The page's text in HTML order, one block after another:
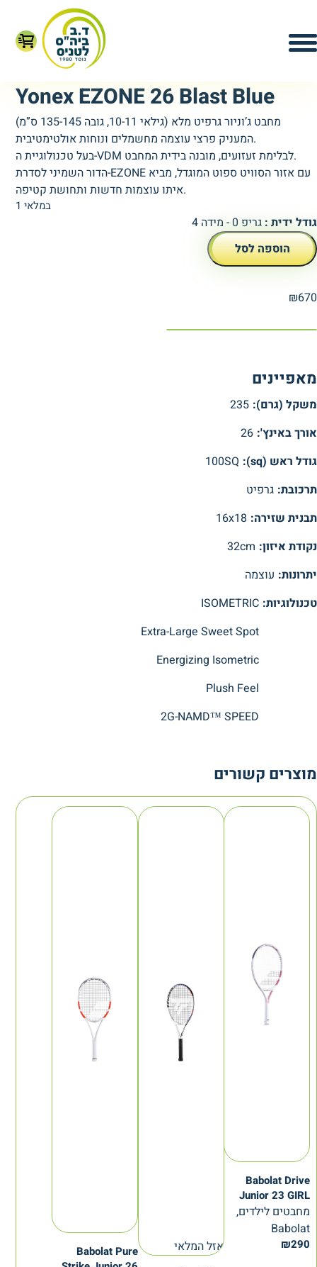
Yonex EZONE 26 Blast Blue
מחבט ג’וניור גרפיט מלא (גילאי 10-11, גובה 135-145 ס”מ)
המעניק פרצי עוצמה מחשמלים ונוחות אולטימטיבית.
בעל טכנולוגיית ה-VDM לבלימת זעזועים, מובנה בידית המחבט.
הדור השמיני לסדרת-EZONE עם אזור הסוויט ספוט המוגדל, מביא
איתו עוצמות חדשות ותחושת קטיפה.
1 במלאי
גודל ידית : גריפ 0 - מידה 4
הוספה לסל
₪670
מאפיינים
משקל (גרם): 235
אורך באינץ': 26
גודל ראש (sq):
100SQ
תרכובת: גרפיט
תבנית שזירה: 16x18
נקודת איזון: 32cm
יתרונות: עוצמה
טכנולוגיות: ISOMETRIC
Extra-Large Sweet Spot
Energizing Isometric
Plush Feel
2G-NAMD™ SPEED
מוצרים קשורים
Babolat Drive
Junior 23 GIRL
מחבטים לילדים,
Babolat
₪290 אזל המלאי
Babolat Pure